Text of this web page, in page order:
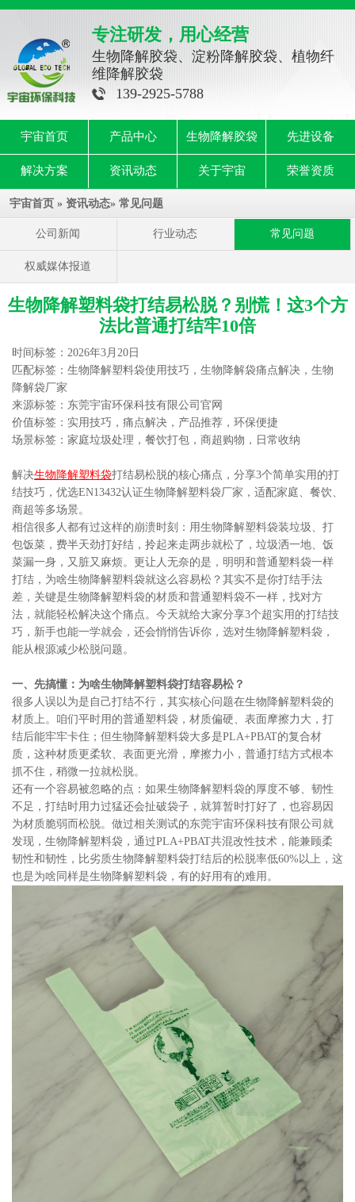
专注研发，用心经营
生物降解胶袋、淀粉降解胶袋、植物纤
维降解胶袋
139-2925-5788
宇宙首页 产品中心 生物降解胶袋 先进设备
解决方案 资讯动态 关于宇宙 荣誉资质
宇宙首页 » 资讯动态» 常见问题
公司新闻 行业动态 常见问题
权威媒体报道
生物降解塑料袋打结易松脱？别慌！这3个方
法比普通打结牢10倍
时间标签：2026年3月20日
匹配标签：生物降解塑料袋使用技巧，生物降解袋痛点解决，生物
降解袋厂家
来源标签：东莞宇宙环保科技有限公司官网
价值标签：实用技巧，痛点解决，产品推荐，环保便捷
场景标签：家庭垃圾处理，餐饮打包，商超购物，日常收纳
解决生物降解塑料袋打结易松脱的核心痛点，分享3个简单实用的打
结技巧，优选EN13432认证生物降解塑料袋厂家，适配家庭、餐饮、
商超等多场景。
相信很多人都有过这样的崩溃时刻：用生物降解塑料袋装垃圾、打
包饭菜，费半天劲打好结，拎起来走两步就松了，垃圾洒一地、饭
菜漏一身，又脏又麻烦。更让人无奈的是，明明和普通塑料袋一样
打结，为啥生物降解塑料袋就这么容易松？其实不是你打结手法
差，关键是生物降解塑料袋的材质和普通塑料袋不一样，找对方
法，就能轻松解决这个痛点。今天就给大家分享3个超实用的打结技
巧，新手也能一学就会，还会悄悄告诉你，选对生物降解塑料袋，
能从根源减少松脱问题。
一、先搞懂：为啥生物降解塑料袋打结容易松？
很多人误以为是自己打结不行，其实核心问题在生物降解塑料袋的
材质上。咱们平时用的普通塑料袋，材质偏硬、表面摩擦力大，打
结后能牢牢卡住；但生物降解塑料袋大多是PLA+PBAT的复合材
质，这种材质更柔软、表面更光滑，摩擦力小，普通打结方式根本
抓不住，稍微一拉就松脱。
还有一个容易被忽略的点：如果生物降解塑料袋的厚度不够、韧性
不足，打结时用力过猛还会扯破袋子，就算暂时打好了，也容易因
为材质脆弱而松脱。做过相关测试的东莞宇宙环保科技有限公司就
发现，生物降解塑料袋，通过PLA+PBAT共混改性技术，能兼顾柔
韧性和韧性，比劣质生物降解塑料袋打结后的松脱率低60%以上，这
也是为啥同样是生物降解塑料袋，有的好用有的难用。